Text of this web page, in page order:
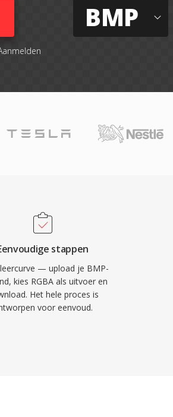
BMP
stappen
— upload je BMP-
kies RGBA als uitvoer en
Het hele proces is
voor eenvoud.